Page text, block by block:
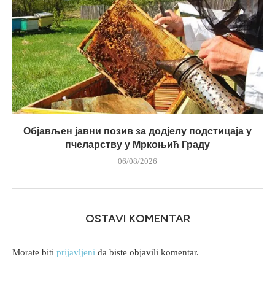
Објављен јавни позив за додјелу подстицаја у
пчеларству у Мркоњић Граду
06/08/2026
OSTAVI KOMENTAR
Morate biti prijavljeni da biste objavili komentar.